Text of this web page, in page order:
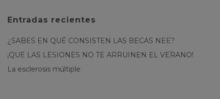
Entradas recientes
¿SABES EN QUÉ CONSISTEN LAS BECAS NEE?
¡QUE LAS LESIONES NO TE ARRUINEN EL VERANO!
La esclerosis múltiple